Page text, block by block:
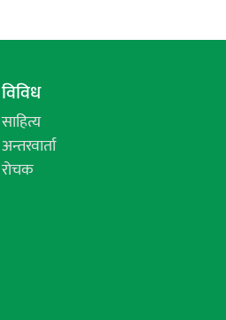
विविध
साहित्य
अन्तरवार्ता
रोचक